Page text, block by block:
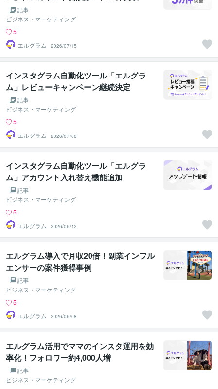
記事
ビジネス・マーケティング
5
エルグラム
2026/07/15
インスタグラム自動化ツール「エルグラ
ム」レビューキャンペーン継続決定
記事
ビジネス・マーケティング
5
エルグラム
2026/07/08
インスタグラム自動化ツール「エルグラ
ム」アカウント入れ替え機能追加
記事
ビジネス・マーケティング
5
エルグラム
2026/06/12
エルグラム導入で月収20倍！副業インフル
エンサーの案件獲得事例
記事
ビジネス・マーケティング
5
エルグラム
2026/06/08
エルグラム活用でママのインスタ運用を効
率化！フォロワー約4,000人増
記事
ビジネス・マーケティング